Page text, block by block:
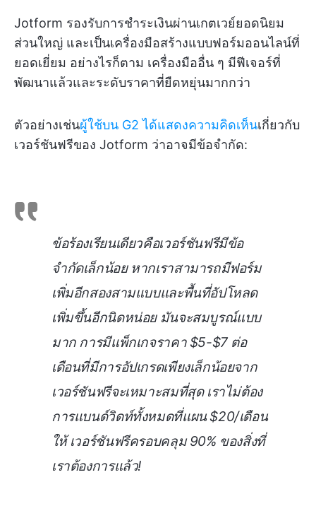
Jotform รองรับการชำระเงินผ่านเกตเวย์ยอดนิยม
ส่วนใหญ่ และเป็นเครื่องมือสร้างแบบฟอร์มออนไลน์ที่
ยอดเยี่ยม อย่างไรก็ตาม เครื่องมืออื่น ๆ มีฟีเจอร์ที่
พัฒนาแล้วและระดับราคาที่ยืดหยุ่นมากกว่า
ตัวอย่างเช่นผู้ใช้บน G2 ได้แสดงความคิดเห็นเกี่ยวกับ
เวอร์ชันฟรีของ Jotform ว่าอาจมีข้อจำกัด:
ข้อร้องเรียนเดียวคือเวอร์ชันฟรีมีข้อ
จำกัดเล็กน้อย หากเราสามารถมีฟอร์ม
เพิ่มอีกสองสามแบบและพื้นที่อัปโหลด
เพิ่มขึ้นอีกนิดหน่อย มันจะสมบูรณ์แบบ
มาก การมีแพ็กเกจราคา $5-$7 ต่อ
เดือนที่มีการอัปเกรดเพียงเล็กน้อยจาก
เวอร์ชันฟรีจะเหมาะสมที่สุด เราไม่ต้อง
การแบนด์วิดท์ทั้งหมดที่แผน $20/เดือน
ให้ เวอร์ชันฟรีครอบคลุม 90% ของสิ่งที่
เราต้องการแล้ว!